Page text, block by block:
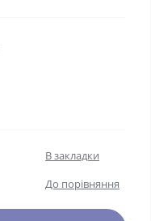
В закладки
До порівняння